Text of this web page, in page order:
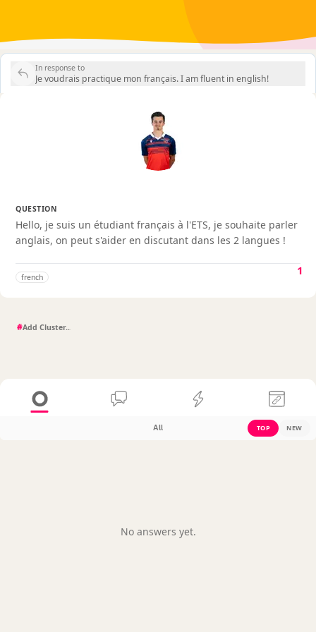
In response to
Je voudrais practique mon français. I am fluent in english!
QUESTION
Hello, je suis un étudiant français à l'ETS, je souhaite parler
anglais, on peut s'aider en discutant dans les 2 langues !
french 1
#
All TOP NEW
No answers yet.